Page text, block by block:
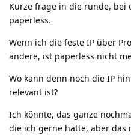
Kurze frage in die runde, bei
paperless.
Wenn ich die feste IP über
ändere, ist paperless nicht
Wo kann denn noch die IP
relevant ist?
Ich könnte, das ganze
die ich gerne hätte, aber das